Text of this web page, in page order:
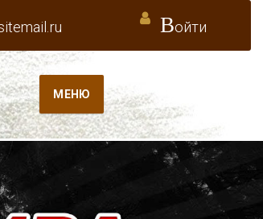
Войти
МЕНЮ